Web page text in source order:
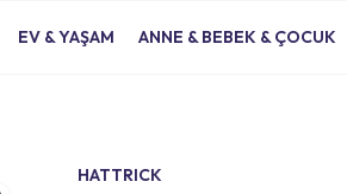
EV & YAŞAM ANNE & BEBEK & ÇOCUK
HATTRICK